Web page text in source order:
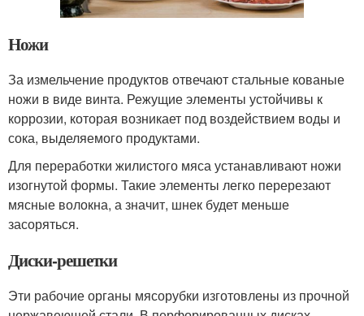
Ножи
За измельчение продуктов отвечают стальные кованые
ножи в виде винта. Режущие элементы устойчивы к
коррозии, которая возникает под воздействием воды и
сока, выделяемого продуктами.
Для переработки жилистого мяса устанавливают ножи
изогнутой формы. Такие элементы легко перерезают
мясные волокна, а значит, шнек будет меньше
засоряться.
Диски-решетки
Эти рабочие органы мясорубки изготовлены из прочной